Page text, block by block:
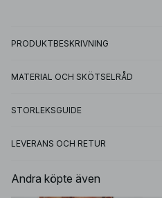
PRODUKTBESKRIVNING
MATERIAL OCH SKÖTSELRÅD
STORLEKSGUIDE
LEVERANS OCH RETUR
Andra köpte även